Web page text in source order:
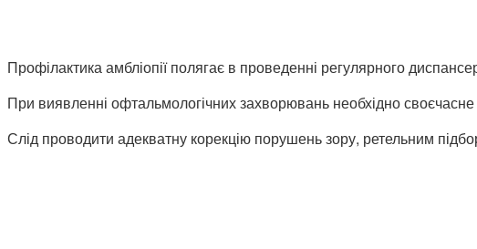
Профілактика амбліопії полягає в проведенні регулярного
При виявленні офтальмологічних захворювань необхідно своєчасне
Слід проводити адекватну корекцію порушень зору, ретельним